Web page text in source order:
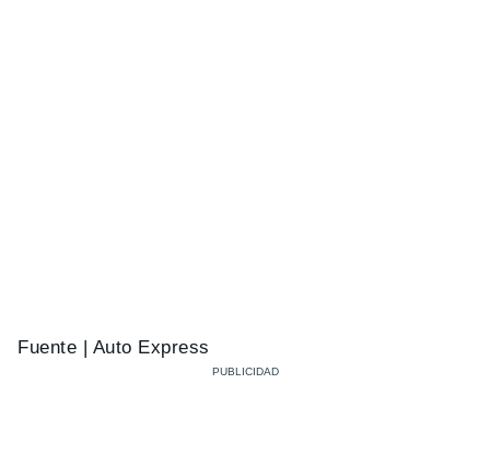
Fuente | Auto Express